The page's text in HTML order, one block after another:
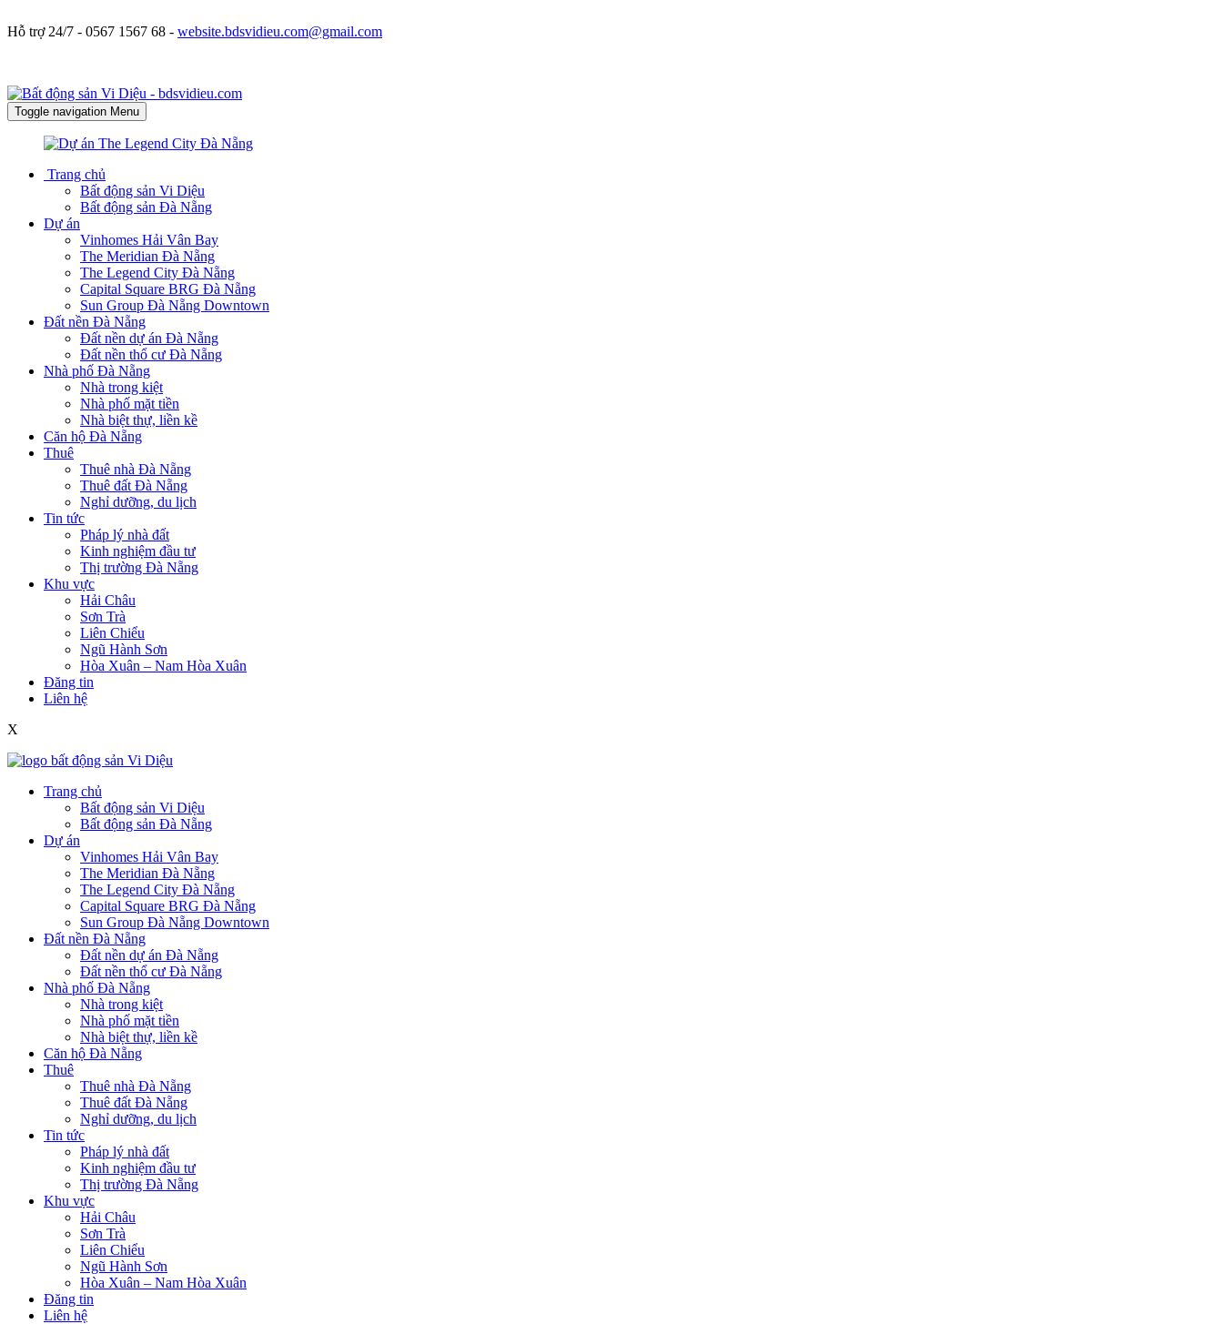
Hỗ trợ 24/7 - 0567 1567 68 - website.bdsvidieu.com@gmail.com
Toggle navigation Menu
Trang chủ
Bất động sản Vi Diệu
Bất động sản Đà Nẵng
Dự án
Vinhomes Hải Vân Bay
The Meridian Đà Nẵng
The Legend City Đà Nẵng
Capital Square BRG Đà Nẵng
Sun Group Đà Nẵng Downtown
Đất nền Đà Nẵng
Đất nền dự án Đà Nẵng
Đất nền thổ cư Đà Nẵng
Nhà phố Đà Nẵng
Nhà trong kiệt
Nhà phố mặt tiền
Nhà biệt thự, liền kề
Căn hộ Đà Nẵng
Thuê
Thuê nhà Đà Nẵng
Thuê đất Đà Nẵng
Nghỉ dưỡng, du lịch
Tin tức
Pháp lý nhà đất
Kinh nghiệm đầu tư
Thị trường Đà Nẵng
Khu vực
Hải Châu
Sơn Trà
Liên Chiểu
Ngũ Hành Sơn
Hòa Xuân – Nam Hòa Xuân
Đăng tin
Liên hệ
X
Trang chủ
Bất động sản Vi Diệu
Bất động sản Đà Nẵng
Dự án
Vinhomes Hải Vân Bay
The Meridian Đà Nẵng
The Legend City Đà Nẵng
Capital Square BRG Đà Nẵng
Sun Group Đà Nẵng Downtown
Đất nền Đà Nẵng
Đất nền dự án Đà Nẵng
Đất nền thổ cư Đà Nẵng
Nhà phố Đà Nẵng
Nhà trong kiệt
Nhà phố mặt tiền
Nhà biệt thự, liền kề
Căn hộ Đà Nẵng
Thuê
Thuê nhà Đà Nẵng
Thuê đất Đà Nẵng
Nghỉ dưỡng, du lịch
Tin tức
Pháp lý nhà đất
Kinh nghiệm đầu tư
Thị trường Đà Nẵng
Khu vực
Hải Châu
Sơn Trà
Liên Chiểu
Ngũ Hành Sơn
Hòa Xuân – Nam Hòa Xuân
Đăng tin
Liên hệ